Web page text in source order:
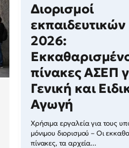
Διορισμοί
εκπαιδευτικών
2026:
πίνακες ΑΣΕΠ
Γενική και
Αγωγή
Χρήσιμα εργαλεία για τους
μόνιμου διορισμού – Οι
πίνακες, τα αρχεία...